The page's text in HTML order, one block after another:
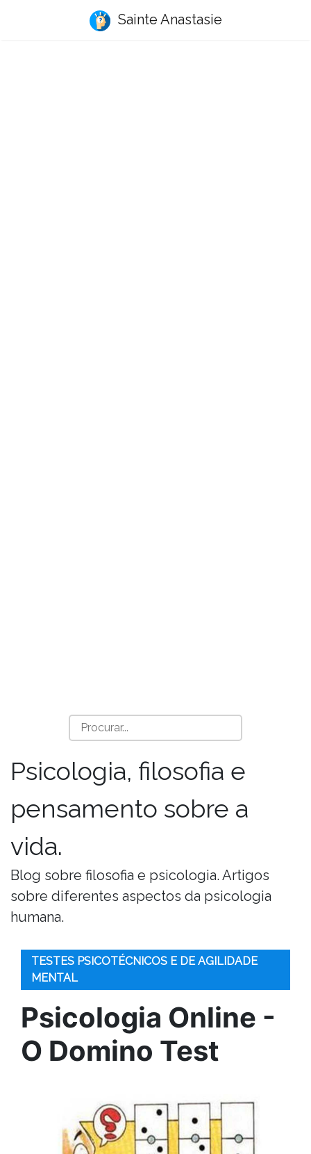
Sainte Anastasie
Psicologia, filosofia e
pensamento sobre a
vida.
Blog sobre filosofia e psicologia. Artigos
sobre diferentes aspectos da psicologia
humana.
TESTES PSICOTÉCNICOS E DE AGILIDADE
MENTAL
Psicologia Online -
O Domino Test